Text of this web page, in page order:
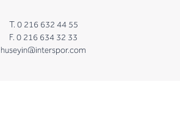
T. 0 216 632 44 55
F. 0 216 634 32 33
huseyin@interspor.com